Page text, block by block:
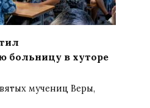
больницу в хуторе
мучениц Веры,